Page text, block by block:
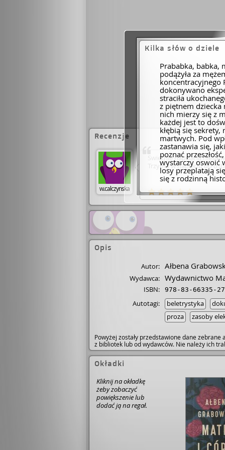
Recenzje
w.calczynska
Świetnie napisana
Trzyma w napięciu do
Opis
Autor: Ałbena
Wydawca: Wydawnictwo
ISBN: 978-83-66335-
Autotagi: beletrystyka
proza
zasoby
Powyżej zostały przedstawione dane
z bibliotek lub od wydawców. Nie należy ich
Okładki
Kliknij na okładkę
żeby zobaczyć
powiększenie lub
dodać ją na regał.
Kilka słów o dziele
Prababka, babka,
podążyła za
koncentracyjnego
dokonywano
straciła
z piętnem dziecka
nich mierzy się z
każdej jest to
kłębią się
martwych. Pod
zastanawia się,
poznać
wystarczy oswoić
losy przeplatają
się z rodzinną